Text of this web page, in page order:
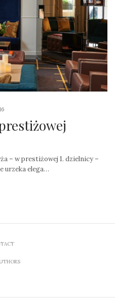
– w prestiżowej 1. dzielnicy –
urzeka elega…